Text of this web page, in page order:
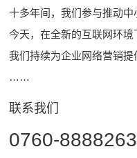
十多年间，我们参与推动中
今天，在全新的互联网环境
我们持续为企业网络营销提
……
联系我们
0760-